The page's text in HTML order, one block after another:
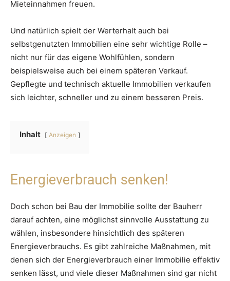
Mieteinnahmen freuen.
Und natürlich spielt der Werterhalt auch bei
selbstgenutzten Immobilien eine sehr wichtige Rolle –
nicht nur für das eigene Wohlfühlen, sondern
beispielsweise auch bei einem späteren Verkauf.
Gepflegte und technisch aktuelle Immobilien verkaufen
sich leichter, schneller und zu einem besseren Preis.
Inhalt Anzeigen
Energieverbrauch senken!
Doch schon bei Bau der Immobilie sollte der Bauherr
darauf achten, eine möglichst sinnvolle Ausstattung zu
wählen, insbesondere hinsichtlich des späteren
Energieverbrauchs. Es gibt zahlreiche Maßnahmen, mit
denen sich der Energieverbrauch einer Immobilie effektiv
senken lässt, und viele dieser Maßnahmen sind gar nicht